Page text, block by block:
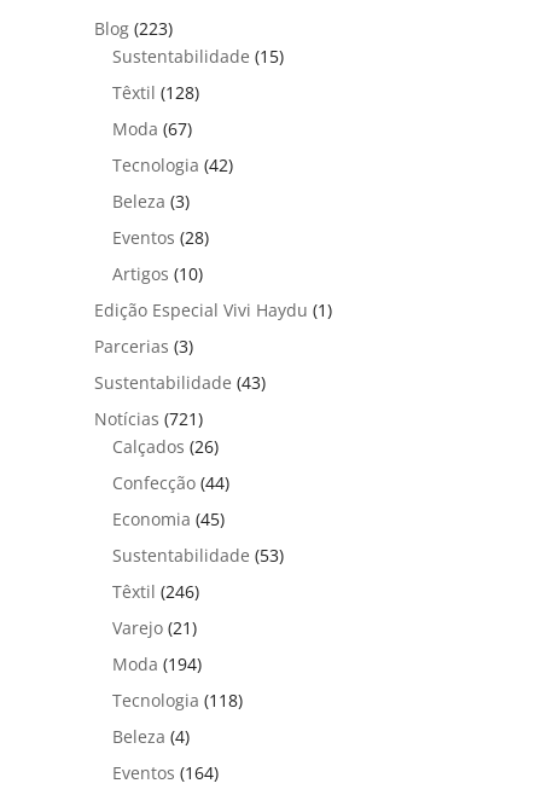
Blog (223)
Sustentabilidade (15)
Têxtil (128)
Moda (67)
Tecnologia (42)
Beleza (3)
Eventos (28)
Artigos (10)
Edição Especial Vivi Haydu (1)
Parcerias (3)
Sustentabilidade (43)
Notícias (721)
Calçados (26)
Confecção (44)
Economia (45)
Sustentabilidade (53)
Têxtil (246)
Varejo (21)
Moda (194)
Tecnologia (118)
Beleza (4)
Eventos (164)